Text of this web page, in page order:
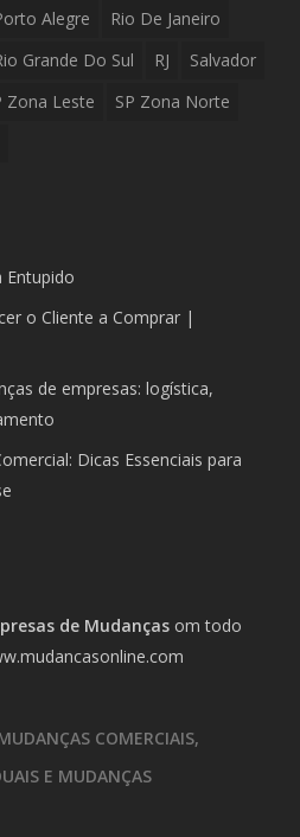
Alegre
Rio De Janeiro
Grande Do Sul RJ
Salvador
Zona Leste
SP Zona Norte
Entupido
o Cliente a Comprar |
de empresas: logística,
Dicas Essenciais para
de Mudançasom todo
COMERCIAIS,
E MUDANÇAS